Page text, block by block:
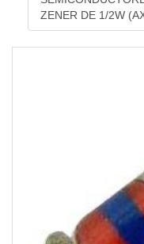
ZENER DE 1/2W